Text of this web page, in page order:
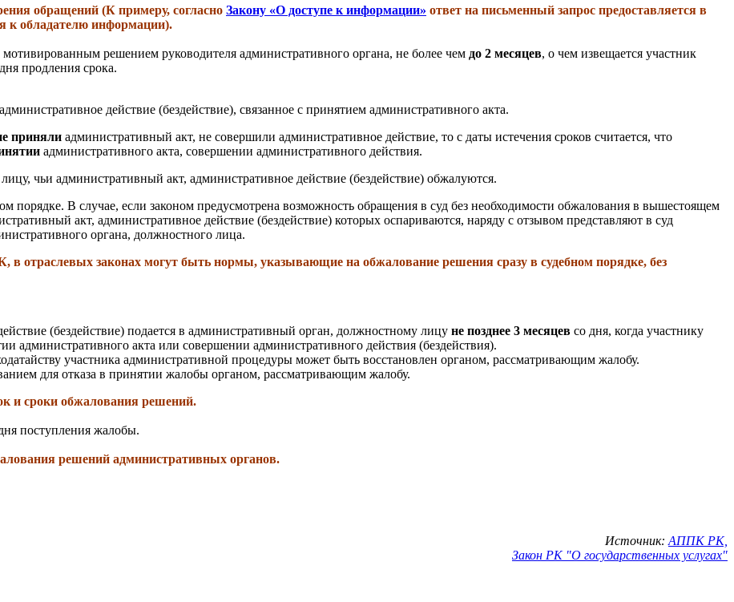
обращений (К примеру, согласно Закону «О доступе к информации» ответ на письменный запрос предоставляется в
к обладателю информации).
мотивированным решением руководителя административного органа, не более чем до 2 месяцев, о чем извещается участник
продления срока.
действие (бездействие), связанное с принятием административного акта.
приняли административный акт, не совершили административное действие, то с даты истечения сроков считается, что
административного акта, совершении административного действия.
чьи административный акт, административное действие (бездействие) обжалуются.
порядке. В случае, если законом предусмотрена возможность обращения в суд без необходимости обжалования в вышестоящем
акт, административное действие (бездействие) которых оспариваются, наряду с отзывом представляют в суд
органа, должностного лица.
в отраслевых законах могут быть нормы, указывающие на обжалование решения сразу в судебном порядке, без
(бездействие) подается в административный орган, должностному лицу не позднее 3 месяцев со дня, когда участнику
административного акта или совершении административного действия (бездействия).
участника административной процедуры может быть восстановлен органом, рассматривающим жалобу.
для отказа в принятии жалобы органом, рассматривающим жалобу.
и сроки обжалования решений.
поступления жалобы.
решений административных органов.
Источник: АППК РК,
Закон РК "О государственных услугах"